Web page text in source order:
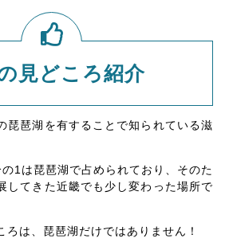
見どころ紹介
琵琶湖を有することで知られている滋
1は琵琶湖で占められており、そのた
してきた近畿でも少し変わった場所で
ろは、琵琶湖だけではありません！